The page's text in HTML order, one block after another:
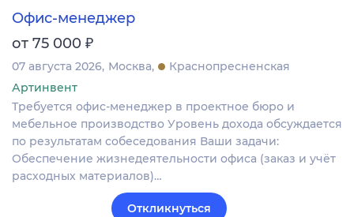
Офис-менеджер
от 75 000 ₽
07 августа 2026 Москва
Краснопресненская
Артинвент
Требуется офис-менеджер в проектное бюро и
мебельное производство Уровень дохода обсуждается
по результатам собеседования Ваши задачи:
Обеспечение жизнедеятельности офиса (заказ и учёт
расходных материалов)…
Откликнуться